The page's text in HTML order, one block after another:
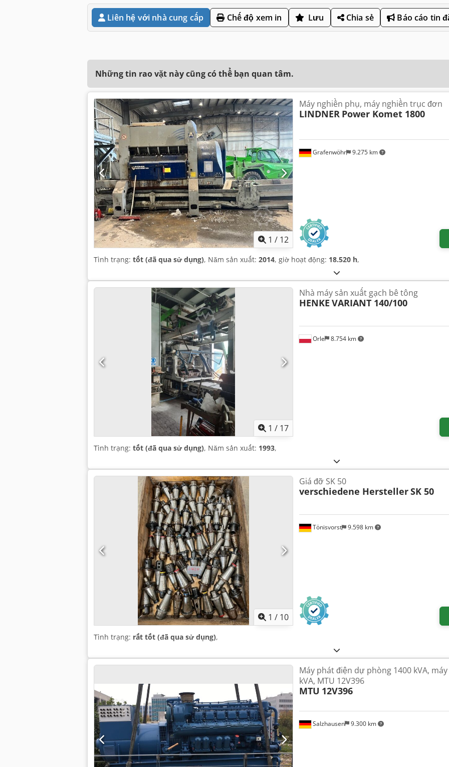
Liên hệ với nhà cung cấp Chế độ xem in Lưu Chia sẻ Báo cáo tin
Những tin rao vặt này cũng có thể bạn quan tâm.
1 / 12
Grafenwöhr 9.275 km
Máy nghiền phụ, máy nghiền trục đơn
LINDNER Power Komet 1800
Tình trạng: tốt (đã qua sử dụng), Năm sản xuất: 2014, giờ hoạt động: 18.520 h,
1 / 17
Orle 8.754 km
Nhà máy sản xuất gạch bê tông
HENKE VARIANT 140/100
Tình trạng: tốt (đã qua sử dụng), Năm sản xuất: 1993,
1 / 10
Tönisvorst 9.598 km
Giá đỡ SK 50
verschiedene HerstellerSK 50
Tình trạng: rất tốt (đã qua sử dụng),
Salzhausen 9.300 km
Máy phát điện dự phòng 1400 kVA,
kVA, MTU 12V396
MTU 12V396